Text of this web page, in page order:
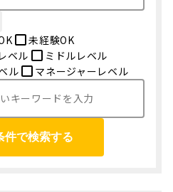
未経験OK
ベル
ミドルレベル
ル
マネージャーレベル
件で検索する